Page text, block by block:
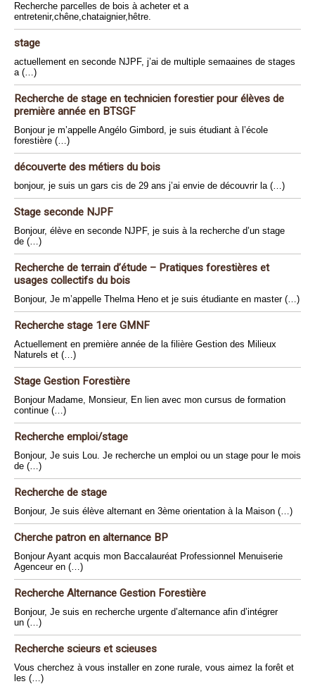
Recherche parcelles de bois à acheter et a
entretenir,chêne,chataignier,hêtre.
stage
actuellement en seconde NJPF, j’ai de multiple semaaines de stages
a (…)
Recherche de stage en technicien forestier pour élèves de
première année en BTSGF
Bonjour je m’appelle Angélo Gimbord, je suis étudiant à l’école
forestière (…)
découverte des métiers du bois
bonjour, je suis un gars cis de 29 ans j’ai envie de découvrir la (…)
Stage seconde NJPF
Bonjour, élève en seconde NJPF, je suis à la recherche d’un stage
de (…)
Recherche de terrain d’étude – Pratiques forestières et
usages collectifs du bois
Bonjour, Je m’appelle Thelma Heno et je suis étudiante en master (…)
Recherche stage 1ere GMNF
Actuellement en première année de la filière Gestion des Milieux
Naturels et (…)
Stage Gestion Forestière
Bonjour Madame, Monsieur, En lien avec mon cursus de formation
continue (…)
Recherche emploi/stage
Bonjour, Je suis Lou. Je recherche un emploi ou un stage pour le mois
de (…)
Recherche de stage
Bonjour, Je suis élève alternant en 3ème orientation à la Maison (…)
Cherche patron en alternance BP
Bonjour Ayant acquis mon Baccalauréat Professionnel Menuiserie
Agenceur en (…)
Recherche Alternance Gestion Forestière
Bonjour, Je suis en recherche urgente d’alternance afin d’intégrer
un (…)
Recherche scieurs et scieuses
Vous cherchez à vous installer en zone rurale, vous aimez la forêt et
les (…)